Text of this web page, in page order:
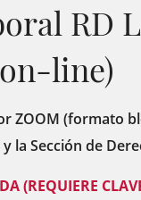
RD
line)
ZOOM (formato
la Sección de
(REQUIERE